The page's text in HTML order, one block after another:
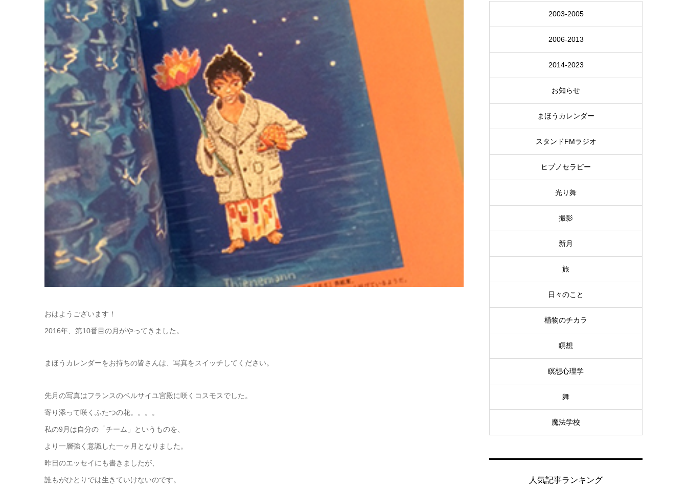
おはようございます！
2016年、第10番目の月がやってきました。
まほうカレンダーをお持ちの皆さんは、写真をスイッチしてください。
先月の写真はフランスのベルサイユ宮殿に咲くコスモスでした。
寄り添って咲くふたつの花。。。。
私の9月は自分の「チーム」というものを、
より一層強く意識した一ヶ月となりました。
昨日のエッセイにも書きましたが、
誰もがひとりでは生きていけないのです。
2003-2005
2006-2013
2014-2023
お知らせ
まほうカレンダー
スタンドFMラジオ
ヒプノセラピー
光り舞
撮影
新月
旅
日々のこと
植物のチカラ
瞑想
瞑想心理学
舞
魔法学校
人気記事ランキング